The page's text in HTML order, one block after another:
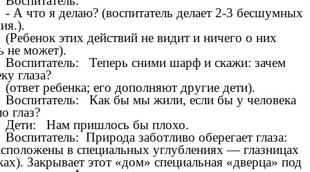
- А что я делаю? (воспитатель делает 2-3 бесшумных
(Ребенок этих действий не видит и ничего о них
не может).
Воспитатель: Теперь сними шарф и скажи: зачем
глаза?
(ответ ребенка; его дополняют другие дети).
Воспитатель: Как бы мы жили, если бы у человека
глаз?
Дети: Нам пришлось бы плохо.
Воспитатель: Природа заботливо оберегает глаза:
в специальных углублениях — глазницах
Закрывает этот «дом» специальная «дверца» под